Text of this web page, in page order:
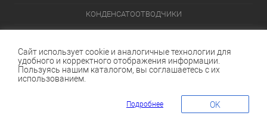
КОНДЕНСАТООТВОДЧИКИ
Данный интернет-сайт носит исключительно информационный
характер и ни при каких условиях не является публичной офертой,
определяемой положениями Статьи 437 (2) Гражданского кодекса
Сайт использует cookie и аналогичные технологии для
удобного и корректного отображения информации.
Пользуясь нашим каталогом, вы соглашаетесь с их
использованием.
Подробнее OK